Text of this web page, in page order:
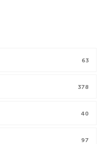
63
378
40
97